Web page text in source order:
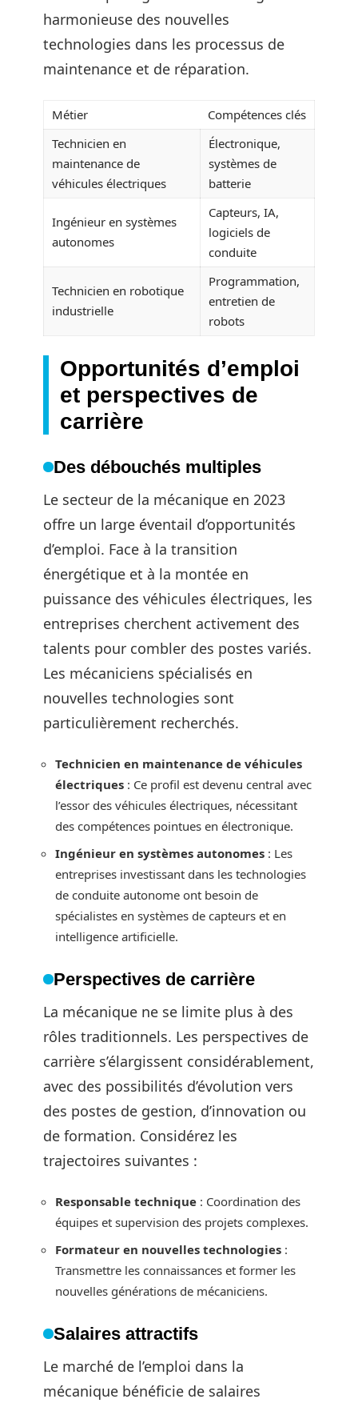
harmonieuse des nouvelles
technologies dans les processus de
maintenance et de réparation.
Métier
Compétences clés
Technicien en
maintenance de
véhicules électriques
Électronique,
systèmes de
batterie
Ingénieur en systèmes
autonomes
Capteurs, IA,
logiciels de
conduite
Technicien en robotique
industrielle
Programmation,
entretien de
robots
Opportunités d’emploi
et perspectives de
carrière
Des débouchés multiples
Le secteur de la mécanique en 2023
offre un large éventail d’opportunités
d’emploi. Face à la transition
énergétique et à la montée en
puissance des véhicules électriques, les
entreprises cherchent activement des
talents pour combler des postes variés.
Les mécaniciens spécialisés en
nouvelles technologies sont
particulièrement recherchés.
Technicien en maintenance de véhicules
électriques : Ce profil est devenu central avec
l’essor des véhicules électriques, nécessitant
des compétences pointues en électronique.
Ingénieur en systèmes autonomes : Les
entreprises investissant dans les technologies
de conduite autonome ont besoin de
spécialistes en systèmes de capteurs et en
intelligence artificielle.
Perspectives de carrière
La mécanique ne se limite plus à des
rôles traditionnels. Les perspectives de
carrière s’élargissent considérablement,
avec des possibilités d’évolution vers
des postes de gestion, d’innovation ou
de formation. Considérez les
trajectoires suivantes :
Responsable technique : Coordination des
équipes et supervision des projets complexes.
Formateur en nouvelles technologies :
Transmettre les connaissances et former les
nouvelles générations de mécaniciens.
Salaires attractifs
Le marché de l’emploi dans la
mécanique bénéficie de salaires